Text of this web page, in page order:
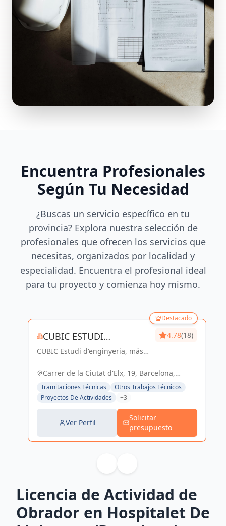
Encuentra Profesionales
Según Tu Necesidad
¿Buscas un servicio específico en tu
provincia? Explora nuestra selección de
profesionales que ofrecen los servicios que
necesitas, organizados por localidad y
especialidad. Encuentra el profesional ideal
para tu proyecto y comienza hoy mismo.
Destacado
CUBIC ESTUDI
D'ENGINYERIA S.L.
CUBIC Estudi d'enginyeria, más
de Arquitectura e Ingeniería con
4.78(18)
Carrer de la Ciutat d'Elx, 19, Barcelona,
España, España
Tramitaciones Técnicas
Otros Trabajos Técnicos
Proyectos De Actividades
+3
Ver Perfil
Solicitar
presupuesto
Licencia de Actividad de
Obrador en Hospitalet De